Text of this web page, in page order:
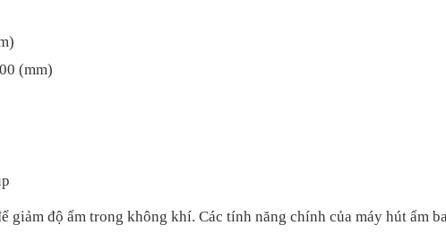
(mm)
giảm độ ẩm trong không khí. Các tính năng chính của máy hút ẩm